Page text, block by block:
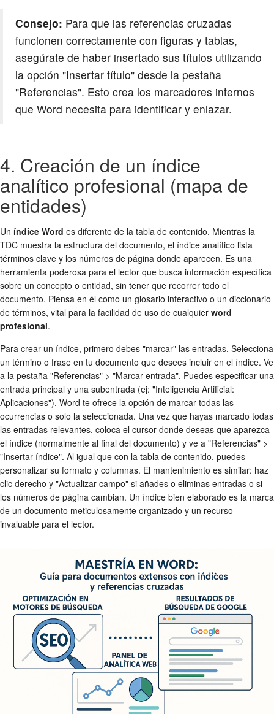
Consejo: Para que las referencias cruzadas
funcionen correctamente con figuras y tablas,
asegúrate de haber insertado sus títulos utilizando
la opción "Insertar título" desde la pestaña
"Referencias". Esto crea los marcadores internos
que Word necesita para identificar y enlazar.
4. Creación de un índice
analítico profesional (mapa de
entidades)
Un índice Word es diferente de la tabla de contenido. Mientras la
TDC muestra la estructura del documento, el índice analítico lista
términos clave y los números de página donde aparecen. Es una
herramienta poderosa para el lector que busca información específica
sobre un concepto o entidad, sin tener que recorrer todo el
documento. Piensa en él como un glosario interactivo o un diccionario
de términos, vital para la facilidad de uso de cualquier word
profesional.
Para crear un índice, primero debes "marcar" las entradas. Selecciona
un término o frase en tu documento que desees incluir en el índice. Ve
a la pestaña "Referencias" > "Marcar entrada". Puedes especificar una
entrada principal y una subentrada (ej: "Inteligencia Artificial:
Aplicaciones"). Word te ofrece la opción de marcar todas las
ocurrencias o solo la seleccionada. Una vez que hayas marcado todas
las entradas relevantes, coloca el cursor donde deseas que aparezca
el índice (normalmente al final del documento) y ve a "Referencias" >
"Insertar índice". Al igual que con la tabla de contenido, puedes
personalizar su formato y columnas. El mantenimiento es similar: haz
clic derecho y "Actualizar campo" si añades o eliminas entradas o si
los números de página cambian. Un índice bien elaborado es la marca
de un documento meticulosamente organizado y un recurso
invaluable para el lector.